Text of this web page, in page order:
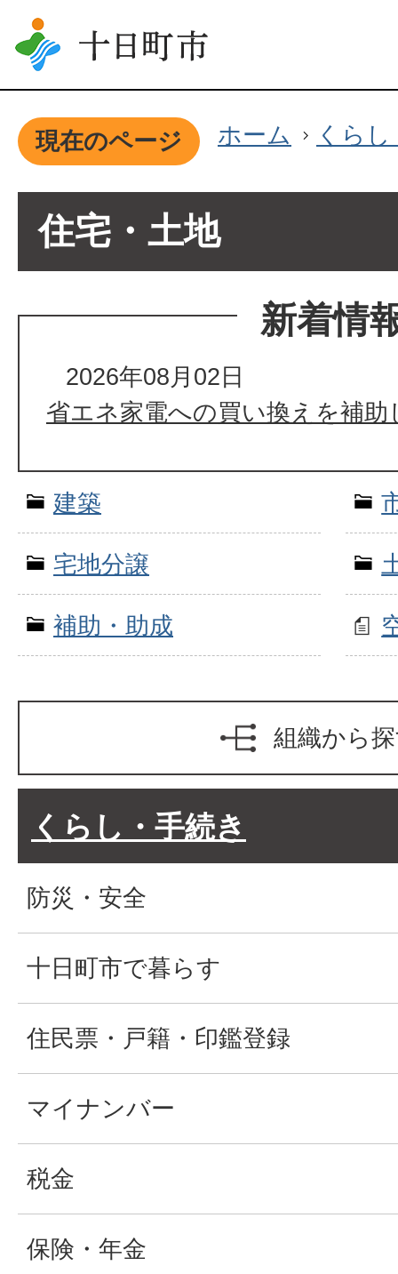
現在のページ ホーム くら
住宅・土地
新着情
2026年08月02日
省エネ家電への買い換えを補助
建築
宅地分譲
補助・助成
組織から
くらし・手続き
防災・安全
十日町市で暮らす
住民票・戸籍・印鑑登録
マイナンバー
税金
保険・年金